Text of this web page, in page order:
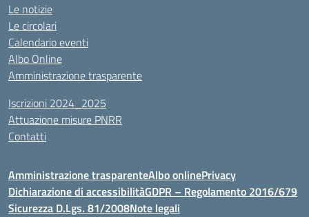
Le notizie
Le circolari
Calendario eventi
Albo Online
Amministrazione trasparente
Iscrizioni 2024_2025
Attuazione misure PNRR
Contatti
Amministrazione trasparenteAlbo onlinePrivacy
Dichiarazione di accessibilitàGDPR – Regolamento 2016/679
Sicurezza D.Lgs. 81/2008Note legali